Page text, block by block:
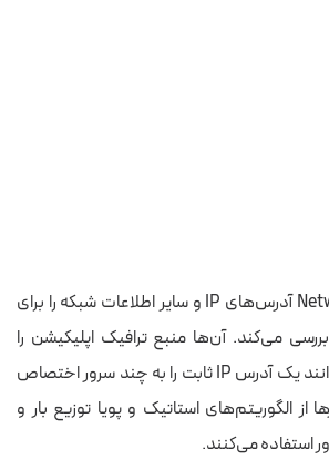
Network Load Balancers آدرس‌های IP و سایر اطلاعات شبکه را برای
می‌کند. آن‌ها منبع ترافیک اپلیکیشن را
ردیابی می‌کنند و می‌توانند یک آدرس IP ثابت را به چند سرور اختصاص
از الگوریتم‌های استاتیک و پویا توزیع بار و
استفاده می‌کنند.